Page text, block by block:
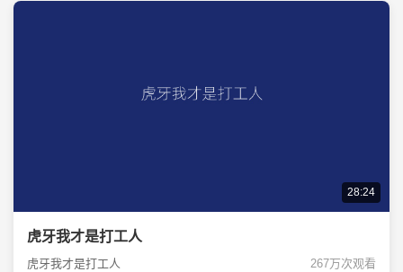
28:24
虎牙我才是打工人
虎牙我才是打工人 267万次观看